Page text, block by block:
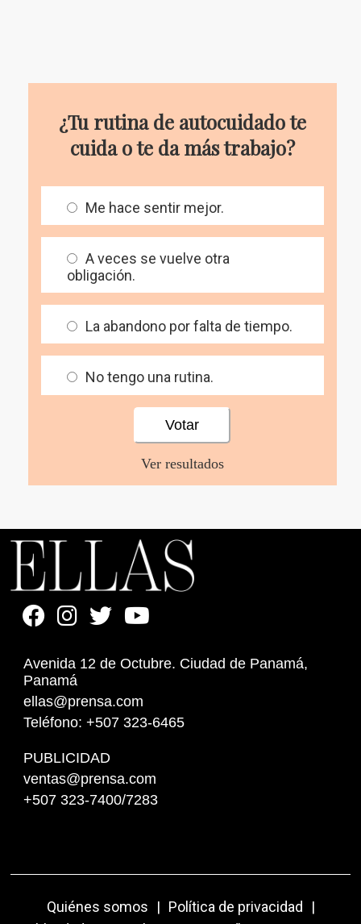
¿Tu rutina de autocuidado te
cuida o te da más trabajo?
Me hace sentir mejor.
A veces se vuelve otra
obligación.
La abandono por falta de tiempo.
No tengo una rutina.
Ver resultados
Avenida 12 de Octubre. Ciudad de Panamá,
Panamá
ellas@prensa.com
Teléfono: +507 323-6465
PUBLICIDAD
ventas@prensa.com
+507 323-7400/7283
Quiénes somos | Política de privacidad
|